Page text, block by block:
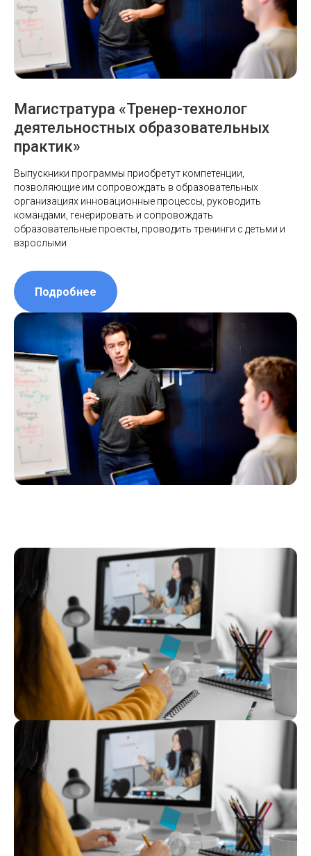
Магистратура «Тренер-технолог
деятельностных образовательных
практик»
Выпускники программы приобретут компетенции,
позволяющие им сопровождать в образовательных
организациях инновационные процессы, руководить
командами, генерировать и сопровождать
образовательные проекты, проводить тренинги с детьми и
взрослыми
Подробнее